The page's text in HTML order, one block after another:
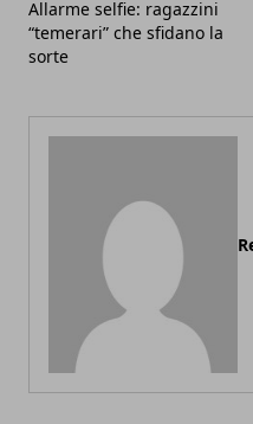
Allarme selfie: ragazzini
“temerari” che sfidano la
sorte